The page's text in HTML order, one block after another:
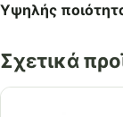
Υψηλής
Σχετικά